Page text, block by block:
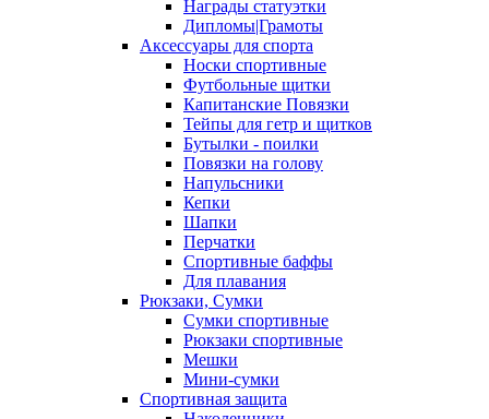
Награды статуэтки
Дипломы|Грамоты
Аксессуары для спорта
Носки спортивные
Футбольные щитки
Капитанские Повязки
Тейпы для гетр и щитков
Бутылки - поилки
Повязки на голову
Напульсники
Кепки
Шапки
Перчатки
Спортивные баффы
Для плавания
Рюкзаки, Сумки
Сумки спортивные
Рюкзаки спортивные
Мешки
Мини-сумки
Спортивная защита